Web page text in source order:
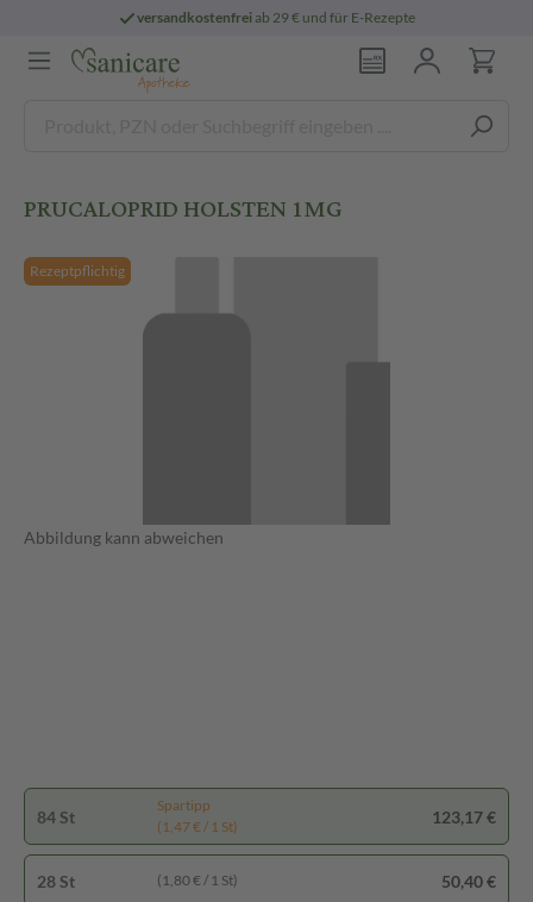
versandkostenfreiab 29 € und für E-Rezepte
PRUCALOPRID HOLSTEN 1MG
Rezeptpflichtig
Abbildung kann abweichen
84 St
Spartipp
(1,47 € / 1 St)
123,17 €
28 St (1,80 € / 1 St) 50,40 €